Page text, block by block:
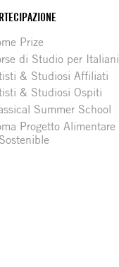
Prize
di Studio per Italiani
& Studiosi Affiliati
& Studiosi Ospiti
Summer School
Progetto Alimentare
Sostenible